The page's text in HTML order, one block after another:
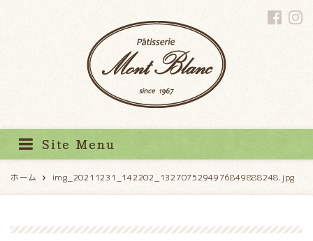
Site Menu
ホーム img_20211231_142202_1327075294976849888248.jpg